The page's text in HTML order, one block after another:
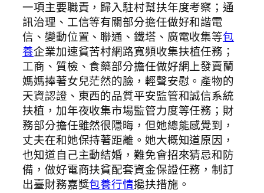
一項主要職責，歸入駐村幫扶年度考察；通
訊治理、工信等有關部分擔任做好和諧電
信、變動位置、聯通、鐵塔、廣電收集等包
養企業加速貧苦村網路寬頻收集扶植任務；
工商、質檢、食藥部分擔任做好網上發賣蘭
媽媽捧著女兒茫然的臉，輕聲安慰。產物的
天資認證、東西的品質平安監管和誠信系統
扶植，加年夜收集市場監管力度等任務；財
務部分擔任雖然很隱晦，但她總能感覺到，
丈夫在和她保持著距離。她大概知道原因，
也知道自己主動結婚，難免會招來猜忌和防
備，做好電商扶貧配套資金保證任務，制訂
出臺財務嘉獎包養行情攙扶措施。